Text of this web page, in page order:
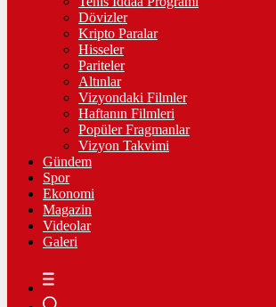
Dövizler
Kripto Paralar
Hisseler
Pariteler
Altınlar
Vizyondaki Filmler
Haftanın Filmleri
Popüler Fragmanlar
Vizyon Takvimi
Gündem
Spor
Ekonomi
Magazin
Videolar
Galeri